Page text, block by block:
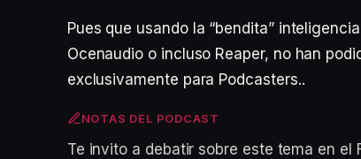
Pues que usando la “bendita”
Ocenaudio o incluso Reaper, no han
exclusivamente para Podcasters..
NOTAS DEL PODCAST
Te invito a debatir sobre este tema en el